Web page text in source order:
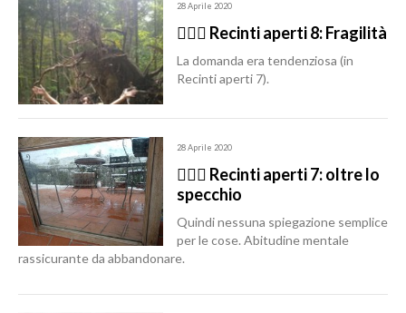
28 Aprile 2020
🙆🏽‍♂️ Recinti aperti 8: Fragilità
La domanda era tendenziosa (in
Recinti aperti 7).
28 Aprile 2020
🙆🏽‍♂️ Recinti aperti 7: oltre lo
specchio
Quindi nessuna spiegazione semplice
per le cose. Abitudine mentale
rassicurante da abbandonare.